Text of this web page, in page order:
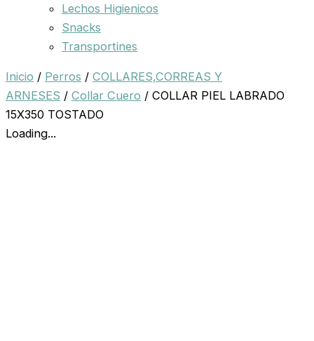
Lechos Higienicos
Snacks
Transportines
Inicio / Perros / COLLARES,CORREAS Y
ARNESES / Collar Cuero / COLLAR PIEL LABRADO
15X350 TOSTADO
Loading...